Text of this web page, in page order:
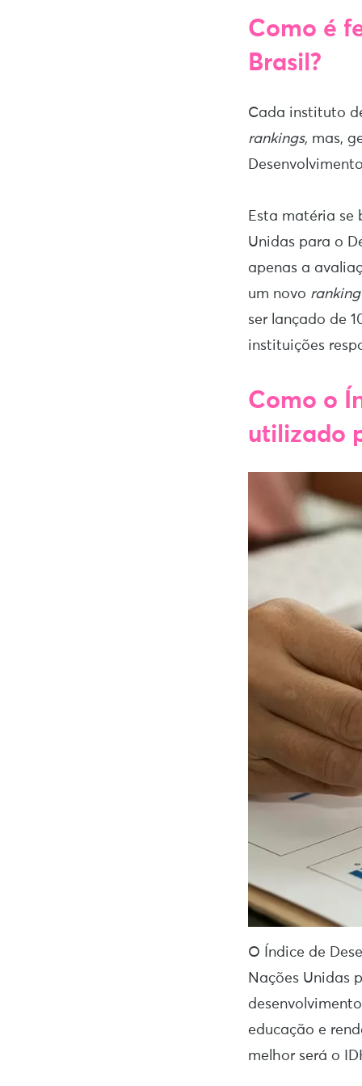
Como é
Brasil?
Cada instituto
rankings, mas,
Esta matéria se
Unidas para o
apenas a
um novo ranking
ser lançado de
instituições
Como o
utilizado
O Índice de
Nações Unidas
educação e
melhor será o